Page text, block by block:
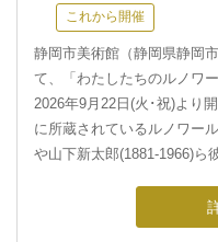
これから開催
静岡市美術館（静岡県静岡
て、「わたしたちのルノワ
2026年9月22日(火･祝)より
に所蔵されているルノワー
や山下新太郎(1881-1966)ら